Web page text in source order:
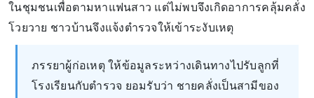
ในชุมชนเพื่อตามหาแฟนสาว แต่ไม่พบจึงเกิดอาการคลุ้มคลั่ง
โวยวาย ชาวบ้านจึงแจ้งตำรวจให้เข้าระงับเหตุ
ภรรยาผู้ก่อเหตุ ให้ข้อมูลระหว่างเดินทางไปรับลูกที่
โรงเรียนกับตำรวจ ยอมรับว่า ชายคลั่งเป็นสามีของ